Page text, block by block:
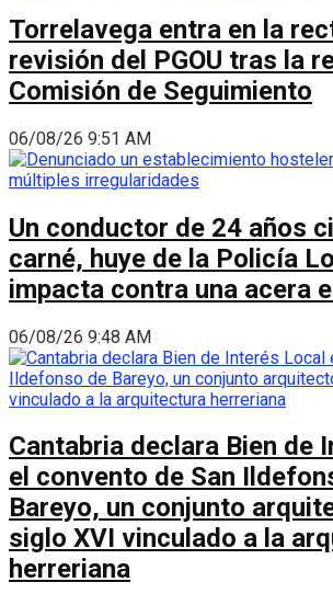
Torrelavega entra en la
revisión del PGOU tras la
Comisión de Seguimiento
06/08/26 9:51 AM
Un conductor de 24 años
carné, huye de la Policía
impacta contra una acera
06/08/26 9:48 AM
Cantabria declara Bien de
el convento de San
Bareyo, un conjunto
siglo XVI vinculado a la
herreriana